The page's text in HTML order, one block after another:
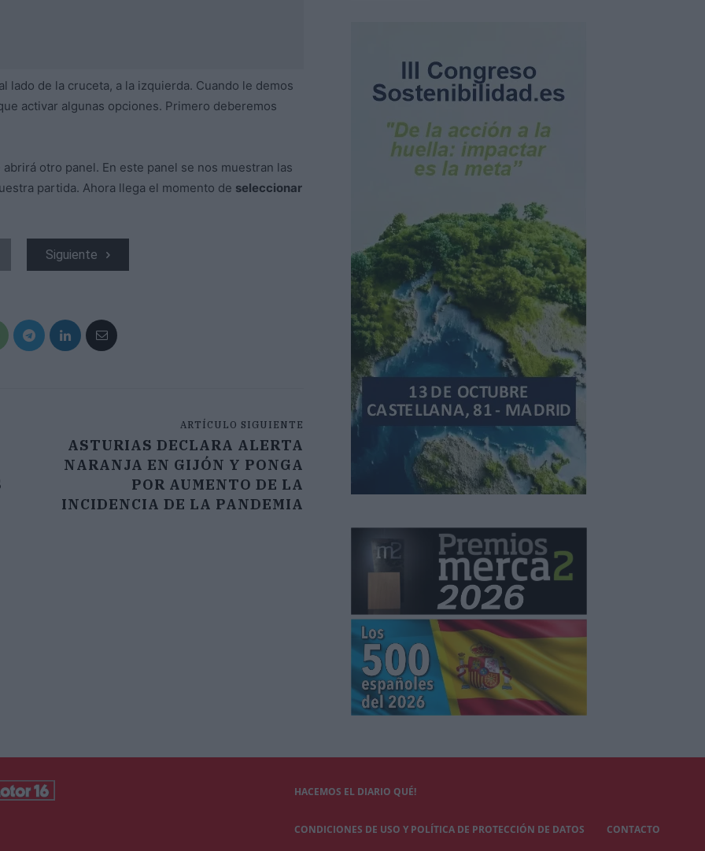
lado de la cruceta, a la izquierda. Cuando le demos
activar algunas opciones. Primero deberemos
abrirá otro panel. En este panel se nos muestran las
partida. Ahora llega el momento de seleccionar
Siguiente
ARTÍCULO SIGUIENTE
ASTURIAS DECLARA ALERTA
NARANJA EN GIJÓN Y PONGA
POR AUMENTO DE LA
INCIDENCIA DE LA PANDEMIA
HACEMOS EL DIARIO QUÉ!
CONDICIONES DE USO Y POLÍTICA DE PROTECCIÓN DE DATOS CONTACTO